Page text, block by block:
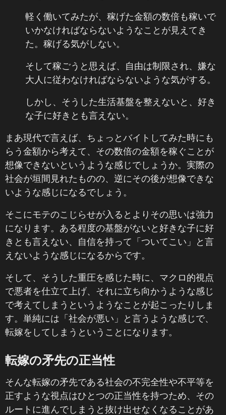
軽く働いてみたが、稼げた金額の数倍も稼いで
いかなければならないようなことが見えてき
た。稼げる気がしない。
そして稼ごうと思えば、自由は制限され、嫌な
大人に従わなければならないような気がする。
しかし、そうした生活基盤を整えないと、好き
な子に好きとも言えない。
まあ現代で言えば、ちょっとバイトしてみた時にも
らう金額から考えて、その数倍の金額を稼ぐことが
想像できないというような感じでしょうか。実際の
社会が垣間見れたものの、逆にその後が想像できな
いような感じになるでしょう。
そこにモテのこじらせが入るとよりその思いは強力
になります。ある程度の基盤がないと好きな子に好
きとも言えない、自信を持って「ついてこい」と言
えないような感じになるからです。
そして、そうした重圧を感じた時に、マクロ的視点
で悪者を仕立て上げ、それに立ち向かうような感じ
で考えてしまうというようなことが起こったりしま
す。単純には「社会が悪い」と言うような感じで、
転嫁をしてしまうということになります。
転嫁の矛先の正当性
そんな転嫁の矛先である社会の不完全性や不平等を
正すような視点はひとつの正当性を持つため、その
ルートに進んでしまうと抜け出せなくなることがあ